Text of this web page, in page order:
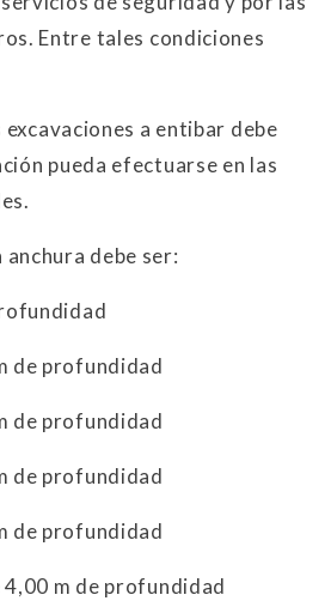
Entre tales condiciones
excavaciones a entibar debe
pueda efectuarse en las
debe ser:
de profundidad
de profundidad
de profundidad
de profundidad
4,00 m de profundidad